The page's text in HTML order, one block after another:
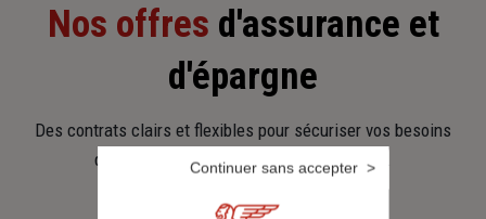
Nos offres d'assurance et
d'épargne
Des contrats clairs et flexibles pour sécuriser vos besoins
d’aujourd’hui et anticiper ceux de demain.
Continuer sans accepter